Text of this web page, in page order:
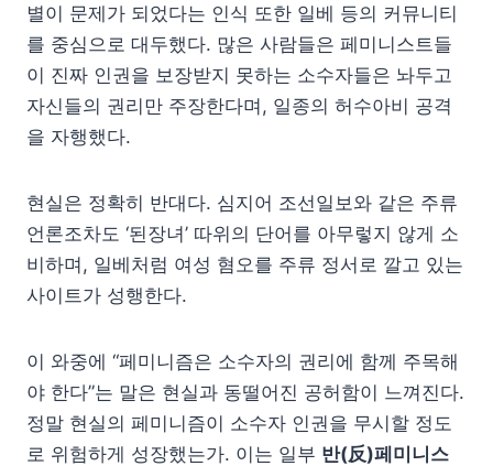
별이 문제가 되었다는 인식 또한 일베 등의 커뮤니티
를 중심으로 대두했다. 많은 사람들은 페미니스트들
이 진짜 인권을 보장받지 못하는 소수자들은 놔두고
자신들의 권리만 주장한다며, 일종의 허수아비 공격
을 자행했다.
현실은 정확히 반대다. 심지어 조선일보와 같은 주류
언론조차도 ‘된장녀’ 따위의 단어를 아무렇지 않게 소
비하며, 일베처럼 여성 혐오를 주류 정서로 깔고 있는
사이트가 성행한다.
이 와중에 “페미니즘은 소수자의 권리에 함께 주목해
야 한다”는 말은 현실과 동떨어진 공허함이 느껴진다.
정말 현실의 페미니즘이 소수자 인권을 무시할 정도
로 위험하게 성장했는가. 이는 일부 반(反)페미니스